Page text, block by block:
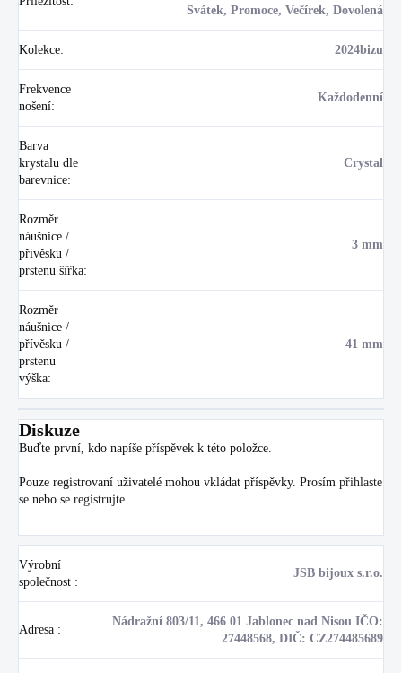
Svátek, Promoce, Večírek, Dovolená
Kolekce: 2024bizu
Frekvence
nošení:
Každodenní
Barva
krystalu dle
barevnice:
Crystal
Rozměr
náušnice /
přívěsku /
prstenu šířka:
3 mm
Rozměr
náušnice /
přívěsku /
prstenu
výška:
41 mm
Diskuze
Buďte první, kdo napíše příspěvek k této položce.
Pouze registrovaní uživatelé mohou vkládat příspěvky. Prosím přihlaste
se nebo se registrujte
Výrobní
společnost :
JSB bijoux s.r.o.
Adresa :
Nádražní 803/11, 466 01 Jablonec nad Nisou IČO:
27448568, DIČ: CZ274485689